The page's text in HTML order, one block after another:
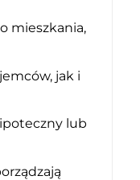
mieszkania,
jak i
lub